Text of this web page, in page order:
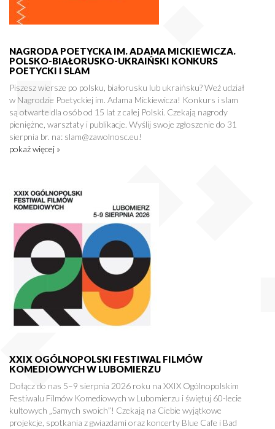
NAGRODA POETYCKA IM. ADAMA MICKIEWICZA.
POLSKO-BIAŁORUSKO-UKRAIŃSKI KONKURS
POETYCKI I SLAM
Piszesz wiersze po polsku, białorusku lub ukraińsku? Weź udział
w Nagrodzie Poetyckiej im. Adama Mickiewicza! Konkurs i slam
są otwarte dla osób od 15 lat z całej Polski. Czekają nagrody
pieniężne, warsztaty i publikacje. Wyślij swoje zgłoszenie do 31
sierpnia br. na: slam@zawolnosc.eu!
pokaż więcej »
XXIX OGÓLNOPOLSKI FESTIWAL FILMÓW
KOMEDIOWYCH W LUBOMIERZU
Dołącz do nas 5–9 sierpnia 2026 roku na XXIX Ogólnopolskim
Festiwalu Filmów Komediowych w Lubomierzu i świętuj 60-lecie
kultowych „Samych swoich”! Czekają na Ciebie wyjątkowe
projekcje, spotkania z gwiazdami oraz koncerty Blue Cafe i Bad